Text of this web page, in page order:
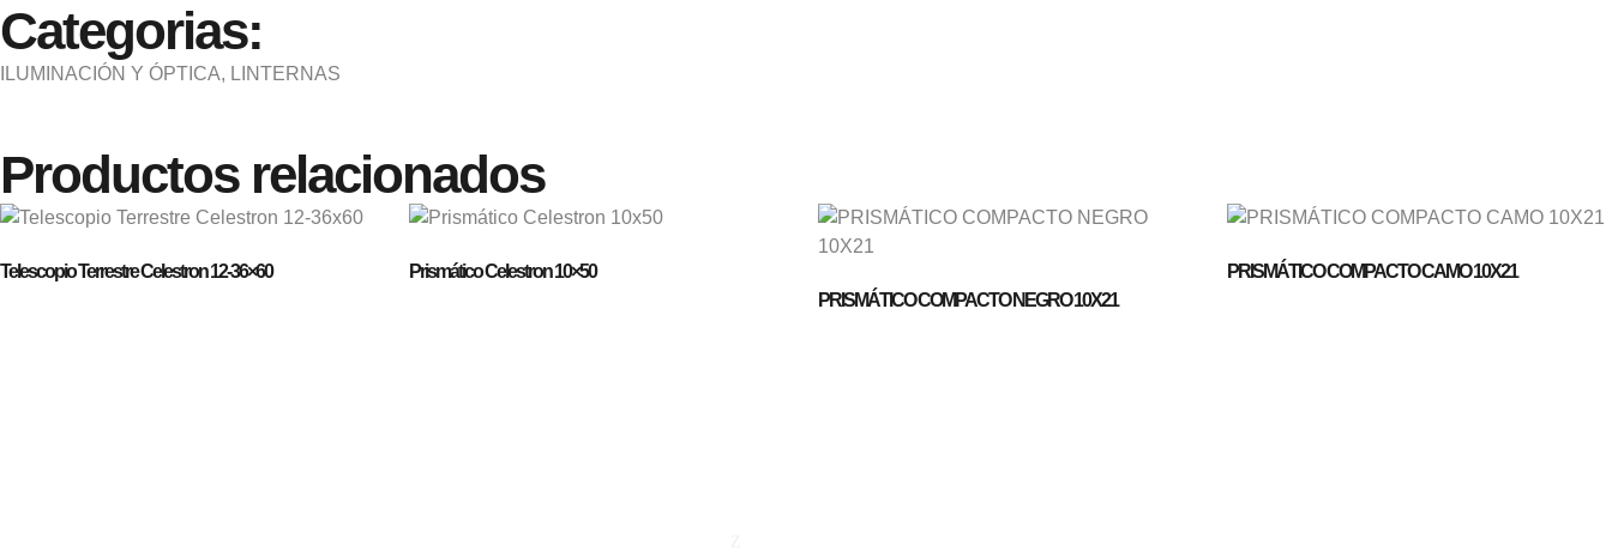
Categorias:
ILUMINACIÓN Y ÓPTICA, LINTERNAS
Productos relacionados
Telescopio Terrestre Celestron 12-36×60
Prismático Celestron 10×50
PRISMÁTICO COMPACTO NEGRO 10X21
PRISMÁTICO COMPACTO CAMO 10X21